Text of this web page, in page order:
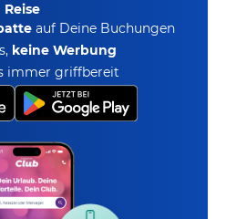
Reise
auf Deine Buchungen
keine Werbung
immer griffbereit